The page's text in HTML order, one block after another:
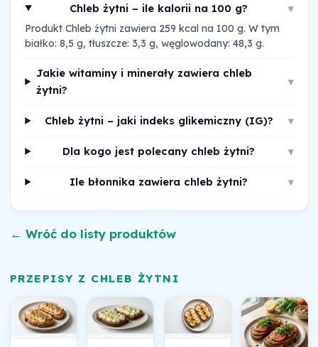
Chleb żytni – ile kalorii na 100 g? ▾
Produkt Chleb żytni zawiera 259 kcal na 100 g. W tym
białko: 8,5 g, tłuszcze: 3,3 g, węglowodany: 48,3 g.
Jakie witaminy i minerały zawiera chleb
żytni?
▾
Chleb żytni – jaki indeks glikemiczny (IG)? ▾
Dla kogo jest polecany chleb żytni? ▾
Ile błonnika zawiera chleb żytni? ▾
← Wróć do listy produktów
PRZEPISY Z CHLEB ŻYTNI